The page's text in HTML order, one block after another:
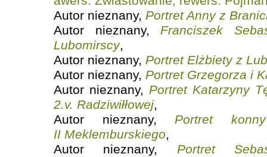
Autor nieznany, Portret Anny z
Autor nieznany, Franciszek
Lubomirscy,
Autor nieznany, Portret Elżbiety z
Autor nieznany, Portret Grzegorza i
Autor nieznany, Portret Katarzyny
2.v. Radziwiłłowej,
Autor nieznany, Portret
II Meklemburskiego,
Autor nieznany, Portret